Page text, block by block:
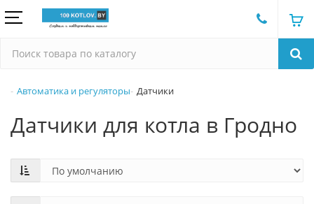
Автоматика и регуляторы Датчики
Датчики для котла в Гродно